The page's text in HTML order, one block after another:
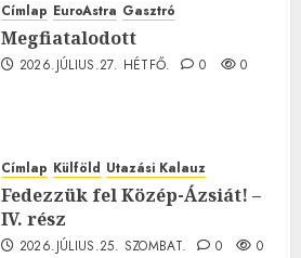
Címlap EuroAstra Gasztró
Megfiatalodott
2026.JÚLIUS.27. HÉTFŐ. 0 0
Címlap Külföld Utazási Kalauz
Fedezzük fel Közép-Ázsiát! –
IV. rész
2026.JÚLIUS.25. SZOMBAT. 0 0